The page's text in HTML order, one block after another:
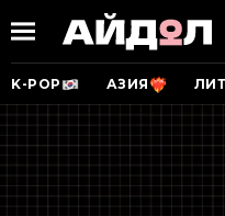
K-POP АЗИЯ